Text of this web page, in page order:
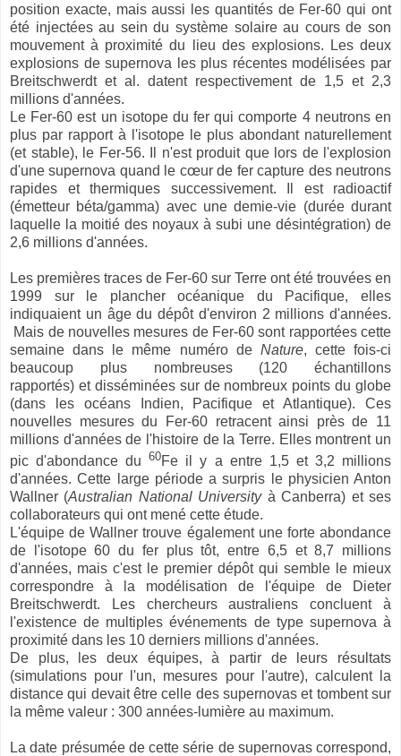
position exacte, mais aussi les quantités de Fer-60 qui ont
été injectées au sein du système solaire au cours de son
mouvement à proximité du lieu des explosions.
Les deux
explosions de supernova les plus récentes modélisées par
Breitschwerdt et al. datent respectivement de 1,5 et 2,3
millions d'années.
Le Fer-60 est un isotope du fer qui comporte 4 neutrons en
plus par rapport à l'isotope le plus abondant naturellement
(et stable), le Fer-56. Il n'est produit que lors de l'explosion
d'une supernova quand le cœur de fer capture des neutrons
rapides et thermiques successivement. Il est radioactif
(émetteur béta/gamma) avec une demie-vie (durée durant
laquelle la moitié des noyaux à subi une désintégration) de
2,6 millions d'années.
Les premières traces de Fer-60 sur Terre ont été trouvées en
1999 sur le plancher océanique du Pacifique, elles
indiquaient un âge du dépôt d'environ 2 millions d'années.
Mais de nouvelles mesures de Fer-60 sont rapportées cette
semaine dans le même numéro de Nature, cette fois-ci
beaucoup plus nombreuses (120 échantillons
rapportés) et disséminées sur de nombreux points du globe
(dans les océans Indien, Pacifique et Atlantique). Ces
nouvelles mesures du Fer-60 retracent ainsi près de 11
millions d'années de l'histoire de la Terre. Elles montrent un
pic d'abondance du60Fe il y a entre 1,5 et 3,2 millions
d'années. Cette large période a surpris le physicien Anton
Wallner (Australian National Universityà Canberra) et ses
collaborateurs qui ont mené cette étude.
L'équipe de Wallner trouve également une forte abondance
de l'isotope 60 du fer plus tôt, entre 6,5 et 8,7 millions
d'années, mais c'est le premier dépôt qui semble le mieux
correspondre à la modélisation de l'équipe de Dieter
Breitschwerdt. Les chercheurs australiens concluent à
l'existence de multiples événements de type supernova à
proximité dans les 10 derniers millions d'années.
De plus, les deux équipes, à partir de leurs résultats
(simulations pour l'un, mesures pour l'autre), calculent la
distance qui devait être celle des supernovas et tombent sur
la même valeur : 300 années-lumière au maximum.
La date présumée de cette série de supernovas correspond,